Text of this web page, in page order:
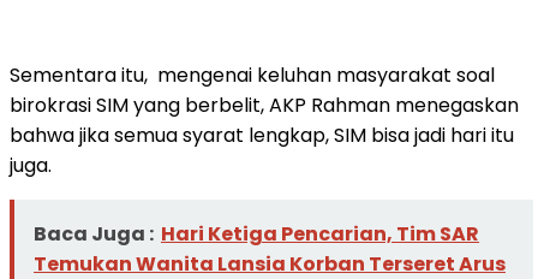
Sementara itu, mengenai keluhan masyarakat soal
birokrasi SIM yang berbelit, AKP Rahman menegaskan
bahwa jika semua syarat lengkap, SIM bisa jadi hari itu
juga.
Baca Juga : Hari Ketiga Pencarian, Tim SAR
Temukan Wanita Lansia Korban Terseret Arus